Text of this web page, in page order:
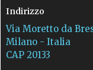
Indirizzo
Via Moretto da
Milano - Italia
CAP 20133